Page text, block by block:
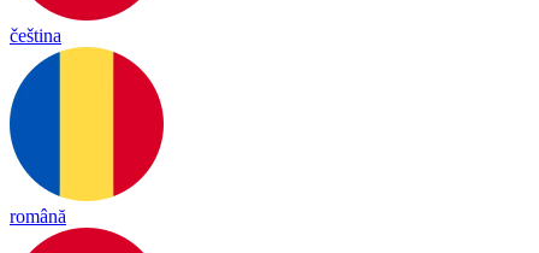
čeština
română